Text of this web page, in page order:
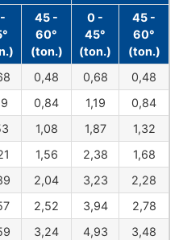
45 -
60°
(ton.)
0 -
45°
(ton.)
45 -
60°
(ton.)
0,48 0,68
0,48
0,84 1,19
0,84
1,08 1,87
1,32
1,56 2,38
1,68
2,04 3,23
2,28
2,52 3,94
2,78
3,24 4,93
3,48